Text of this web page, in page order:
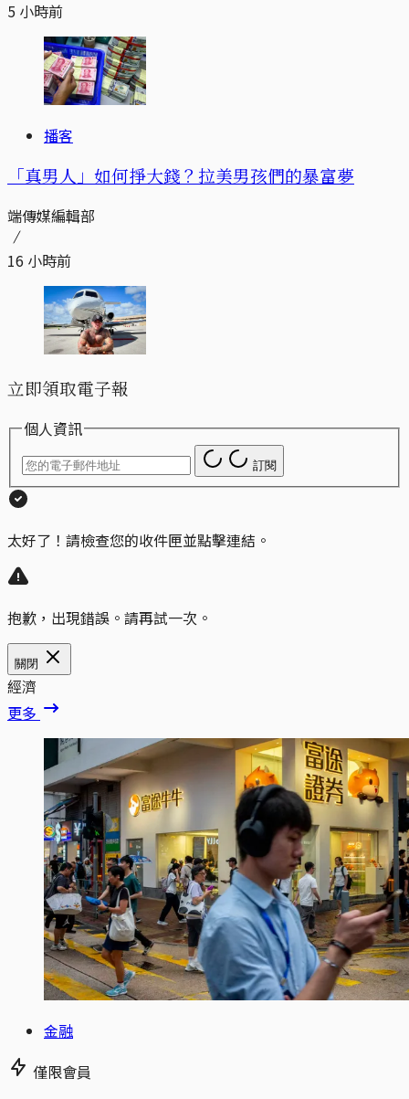
5 小時前
播客
「真男人」如何掙大錢？拉美男孩們的暴富夢
端傳媒編輯部
16 小時前
立即領取電子報
個人資訊
訂閱
太好了！請檢查您的收件匣並點擊連結。
抱歉，出現錯誤。請再試一次。
關閉
經濟
更多
金融
僅限會員